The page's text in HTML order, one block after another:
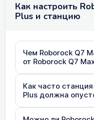
Как настроить
Plus и станцию
Чем Roborock Q7
от Roborock Q7
Как часто
Plus должна